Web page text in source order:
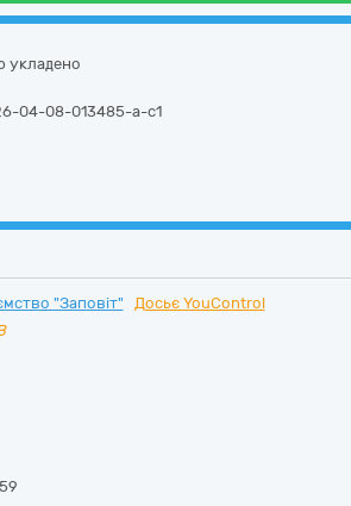
укладено
04-08-013485-a-c1
"Заповіт"
Досьє YouControl